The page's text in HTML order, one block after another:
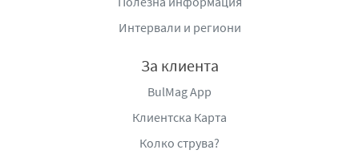
консистенция и балансирана сладост.
Асортиментът наFinettiвключва различни видове
десерти, които са подходящи както за директна
консумация, така и за използване като добавка към
закуски и домашни десерти. Основната
Интервали и региони
За клиента
BulMag App
Клиентска Карта
Колко струва?